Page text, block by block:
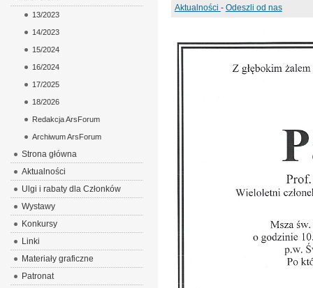
Aktualności - Odeszli od nas
13/2023
14/2023
15/2024
16/2024
17/2025
18/2026
Redakcja ArsForum
Archiwum ArsForum
Strona główna
Aktualności
Ulgi i rabaty dla Członków
Wystawy
Konkursy
Linki
Materiały graficzne
Patronat